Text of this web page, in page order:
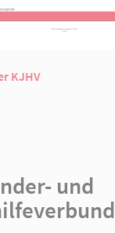
KJHV
und